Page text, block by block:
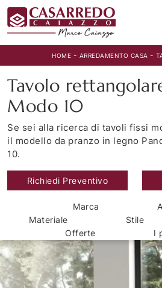
HOME - ARREDAMENTO CASA -
Tavolo
Modo 10
Se sei alla ricerca di tavoli fissi
il modello da pranzo in legno
10.
Richiedi Preventivo
Marca
Materiale
Stile
Offerte
I